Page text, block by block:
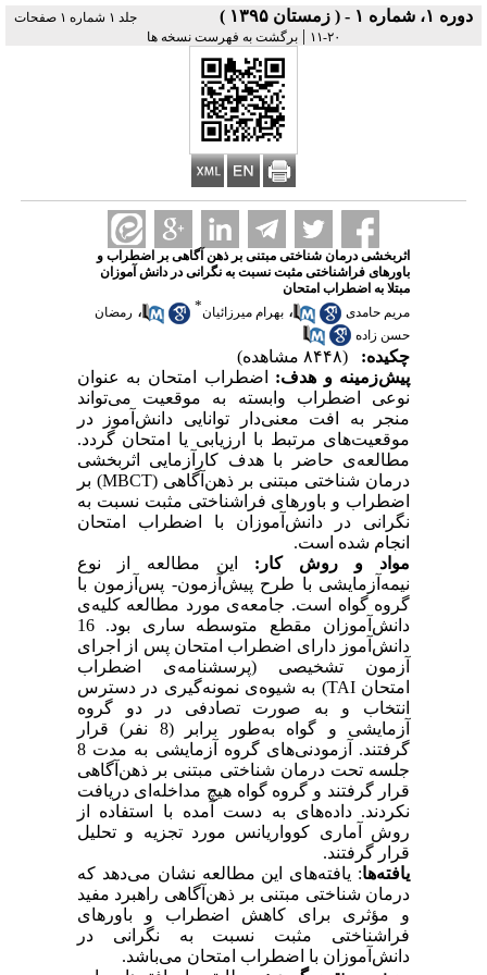
دوره ۱، شماره ۱ - ( زمستان ۱۳۹۵ )
جلد ۱ شماره ۱ صفحات
۲۰-۱۱
| برگشت به فهرست نسخه ها
اثربخشی درمان شناختی مبتنی بر ذهن آگاهی بر اضطراب و
باورهای فراشناختی مثبت نسبت به نگرانی در دانش آموزان
مبتلا به اضطراب امتحان
مریم حامدی
، بهرام میرزائیان* ، رمضان
حسن زاده
چکیده:
(۸۴۴۸ مشاهده)
پیش‌زمینه و هدف:
اضطراب امتحان به عنوان
نوعی اضطراب وابسته به موقعیت می‌تواند
منجر به افت معنی‌دار توانایی دانش‌آموز در
موقعیت‌های مرتبط با ارزیابی یا امتحان گردد.
مطالعه‌ی حاضر با هدف کارآزمایی اثربخشی
درمان شناختی مبتنی بر ذهن‌آگاهی(
MBCT
) بر
اضطراب و باورهای فراشناختی مثبت نسبت به
نگرانی در دانش‌آموزان با اضطراب امتحان
انجام شده است.
مواد و روش کار:
این مطالعه از نوع
نیمه‌آزمایشی با طرح پیش‌آزمون- پس‌آزمون با
گروه گواه است. جامعه‌ی مورد مطالعه کلیه‌ی
دانش‌آموزان مقطع متوسطه ساری بود. 16
دانش‌آموز دارای اضطراب امتحان پس از اجرای
آزمون تشخیصی (پرسشنامه‌ی اضطراب
امتحانTAI
) به شیوه‌ی نمونه‌گیری در دسترس
انتخاب و به صورت تصادفی در دو گروه
آزمایشی و گواه به‌طور برابر (8 نفر) قرار
گرفتند. آزمودنی‌های گروه آزمایشی به مدت 8
جلسه تحت درمان شناختی مبتنی بر ذهن‌آگاهی
قرار گرفتند و گروه گواه هیچ مداخله‌ای دریافت
نکردند. داده‌های به دست آمده با استفاده از
روش آماری کوواریانس مورد تجزیه و تحلیل
قرار گرفتند.
یافته‌ها: یافته‌های این مطالعه نشان می‌دهد که
درمان شناختی مبتنی بر ذهن‌آگاهی راهبرد مفید
و مؤثری برای کاهش اضطراب و باورهای
فراشناختی مثبت نسبت به نگرانی در
دانش‌آموزان با اضطراب امتحان می‌باشد.